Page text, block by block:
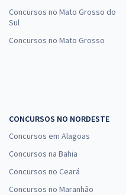
Concursos no Mato Grosso do
Sul
Concursos no Mato Grosso
CONCURSOS NO NORDESTE
Concursos em Alagoas
Concursos na Bahia
Concursos no Ceará
Concursos no Maranhão